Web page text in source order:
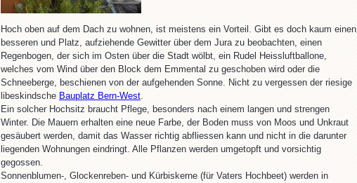
Hoch oben auf dem Dach zu wohnen, ist meistens ein Vorteil. Gibt es doch kaum einen
besseren und Platz, aufziehende Gewitter über dem Jura zu beobachten, einen
Regenbogen, der sich im Osten über die Stadt wölbt, ein Rudel Heissluftballone,
welches vom Wind über den Block dem Emmental zu geschoben wird oder die
Schneeberge, beschienen von der aufgehenden Sonne. Nicht zu vergessen der riesige
libeskindsche Bauplatz Bern-West.
Ein solcher Hochsitz braucht Pflege, besonders nach einem langen und strengen
Winter. Die Mauern erhalten eine neue Farbe, der Boden muss von Moos und Unkraut
gesäubert werden, damit das Wasser richtig abfliessen kann und nicht in die darunter
liegenden Wohnungen eindringt. Alle Pflanzen werden umgetopft und vorsichtig
gegossen.
Sonnenblumen-, Glockenreben- und Kürbiskerne (für Vaters Hochbeet) werden in